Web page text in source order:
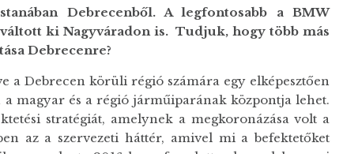
Debrecenből. A legfontosabb a BMW
áltott ki Nagyváradon is. Tudjuk, hogy több más
ása Debrecenre?
a Debrecen körüli régió számára egy elképesztően
magyar és a régió járműiparának központja lehet.
stratégiát, amelynek a megkoronázása volt a
az a szervezeti háttér, amivel mi a befektetőket